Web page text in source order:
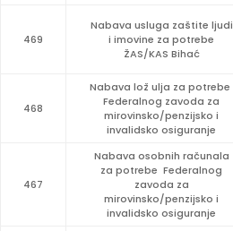
469
Nabava usluga zaštite ljudi
i imovine za potrebe
ŽAS/KAS Bihać
468
Nabava lož ulja za potrebe
Federalnog zavoda za
mirovinsko/penzijsko i
invalidsko osiguranje
467
Nabava osobnih računala
za potrebe Federalnog
zavoda za
mirovinsko/penzijsko i
invalidsko osiguranje